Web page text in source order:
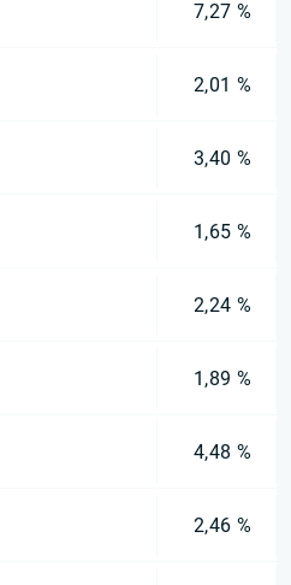
7,27 %
2,01 %
3,40 %
1,65 %
2,24 %
1,89 %
4,48 %
2,46 %